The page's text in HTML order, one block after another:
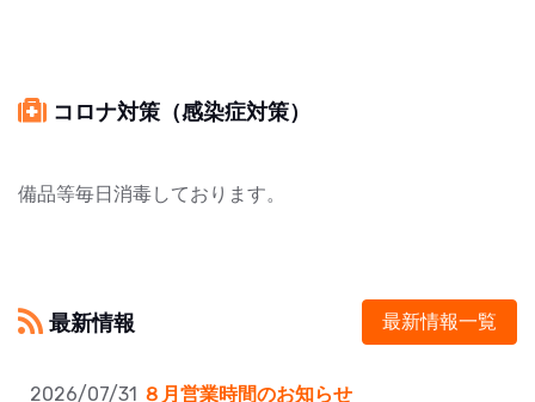
コロナ対策（感染症対策）
備品等毎日消毒しております。
最新情報 最新情報一覧
2026/07/31 ８月営業時間のお知らせ